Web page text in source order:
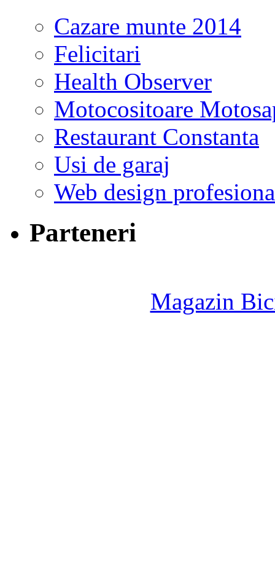
Cazare munte 2014
Felicitari
Health Observer
Motocositoare
Restaurant Constanta
Usi de garaj
Web design
Parteneri
Magazin